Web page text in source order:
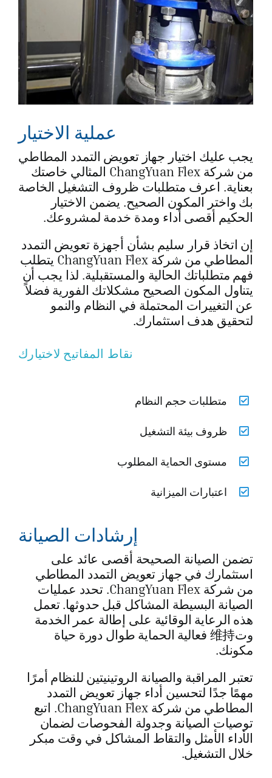
عملية الاختيار
يجب عليك اختيار جهاز تعويض التمدد المطاطي
من شركة ChangYuan Flex المثالي خاصتك
بعناية. اعرف متطلبات ظروف التشغيل الخاصة
بك واختر المكون الصحيح. يضمن الاختيار
الحكيم أقصى أداء ومدة خدمة لمشروعك.
إن اتخاذ قرار سليم بشأن أجهزة تعويض التمدد
المطاطي من شركة ChangYuan Flex يتطلب
فهم متطلباتك الحالية والمستقبلية. لذا يجب أن
يتناول المكون الصحيح مشكلاتك الفورية فضلاً
عن التغييرات المحتملة في النظام والنمو
لتحقيق هدف استثمارك.
نقاط المفاتيح لاختيارك
متطلبات حجم النظام
ظروف بيئة التشغيل
مستوى الحماية المطلوب
اعتبارات الميزانية
إرشادات الصيانة
تضمن الصيانة الصحيحة أقصى عائد على
استثمارك في جهاز تعويض التمدد المطاطي
من شركة ChangYuan Flex. تحدد عمليات
الصيانة البسيطة المشاكل قبل حدوثها. تعمل
هذه الرعاية الوقائية على إطالة عمر الخدمة
وت维持 فعالية الحماية طوال دورة حياة
مكونك.
تعتبر المراقبة والصيانة الروتينيتين للنظام أمرًا
مهمًا جدًا لتحسين أداء جهاز تعويض التمدد
المطاطي من شركة ChangYuan Flex. اتبع
توصيات الصيانة وجدولة الفحوصات لضمان
الأداء الأمثل والتقاط المشاكل في وقت مبكر
خلال التشغيل.